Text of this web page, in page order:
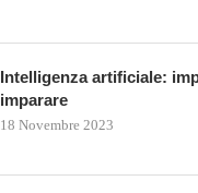
Intelligenza artificiale:
imparare
18 Novembre 2023